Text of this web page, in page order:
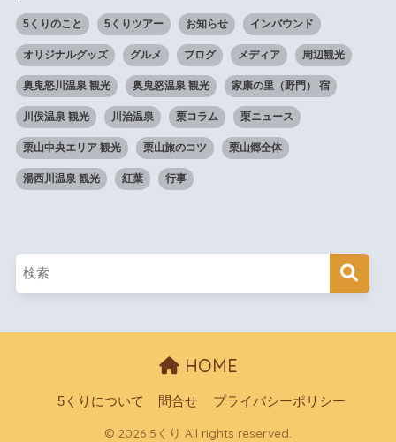
5くりのこと 5くりツアー お知らせ インバウンド
オリジナルグッズ グルメ ブログ メディア 周辺観光
奥鬼怒川温泉 観光 奥鬼怒温泉 観光 家康の里（野門） 宿
川俣温泉 観光 川治温泉 栗コラム 栗ニュース
栗山中央エリア 観光 栗山旅のコツ 栗山郷全体
湯西川温泉 観光 紅葉 行事
HOME
5くりについて 問合せ プライバシーポリシー
© 2026 5くり All rights reserved.